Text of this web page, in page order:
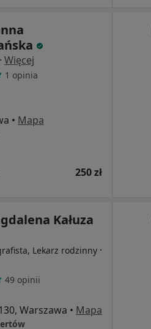
· Więcej
1 opinia
• Mapa
250 zł
Kałuza
Lekarz rodzinny ·
49 opinii
Warszawa • Mapa